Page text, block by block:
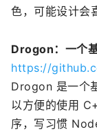
色，可能设计会
Drogon：一个
https://
Drogon 是一个
以方便的使用
序，写习惯